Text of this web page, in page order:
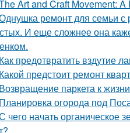
Art and Craft Movement:
ремонт для семьи с
И еще сложнее она
Как предотвратить вздутие
Какой предстоит ремонт
Возвращение паркета к
Планировка огорода под
чего начать органическое